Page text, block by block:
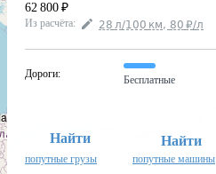
62 800 ₽
Из расчёта: 28 л/100 км, 80 ₽/л
Дороги:
Бесплатные
Найти
попутные грузы
Найти
попутные машины